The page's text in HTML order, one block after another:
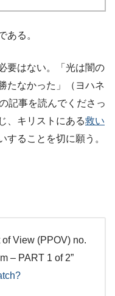
ある。
要はない。「光は闇の
たなかった」（ヨハネ
記事を読んでくださっ
、キリストにある救い
することを切に願う。
of View (PPOV) no.
– PART 1 of 2”